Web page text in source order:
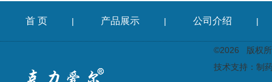
首 页 | 产品展示 | 公司介绍 |
©2026 版权所
技术支持： 制